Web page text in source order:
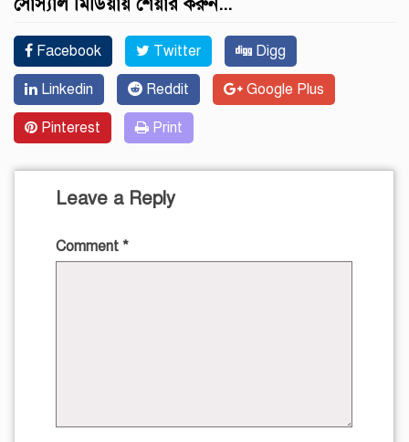
Facebook Twitter Digg
Linkedin Reddit Google Plus
Pinterest Print
Leave a Reply
Comment *